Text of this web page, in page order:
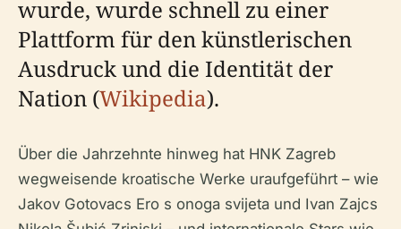
wurde, wurde schnell zu einer
Plattform für den künstlerischen
Ausdruck und die Identität der
Nation (Wikipedia).
Über die Jahrzehnte hinweg hat HNK Zagreb
wegweisende kroatische Werke uraufgeführt – wie
Jakov Gotovacs Ero s onoga svijeta und Ivan Zajcs